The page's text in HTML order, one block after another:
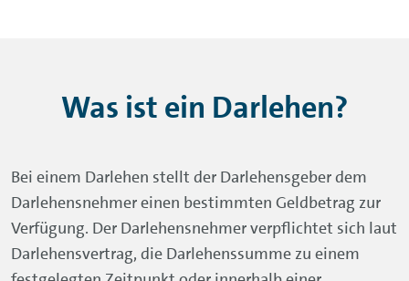
Was ist ein Darlehen?
Bei einem Darlehen stellt der Darlehensgeber dem
Darlehensnehmer einen bestimmten Geldbetrag zur
Verfügung. Der Darlehensnehmer verpflichtet sich laut
Darlehensvertrag, die Darlehenssumme zu einem